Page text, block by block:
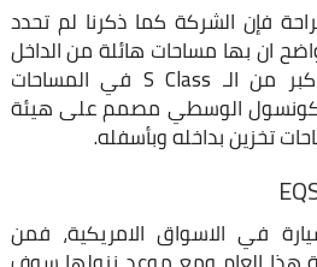
فإن الشركة كما ذكرنا لم تحدد
ان بها مساحات هائلة من الداخل
ومن الممكن ان تكون اكبر من الـ S Class في المساحات
الكونسول الوسطي مصمم على هيئة
تخزين بداخله وبأسفله.
في الاسواق الامريكية، فمن